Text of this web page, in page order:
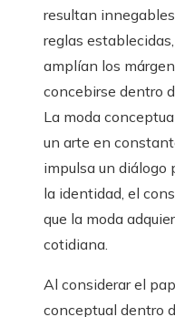
resultan
reglas
amplían los
concebirse dentro
La moda
un arte en
impulsa un diálogo
la identidad, el
que la moda
cotidiana.
Al considerar el
conceptual dentro